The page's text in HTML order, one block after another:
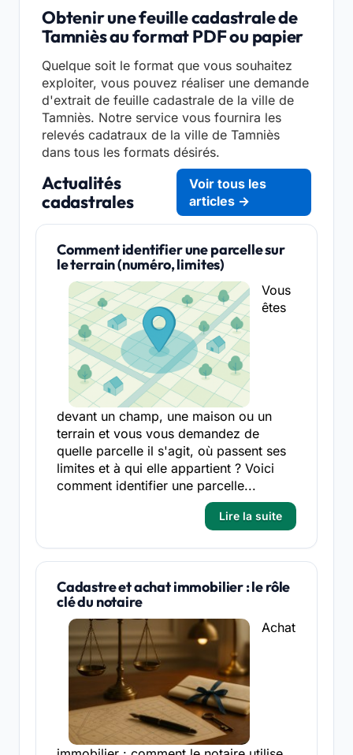
Obtenir une feuille cadastrale de
Tamniès au format PDF ou papier
Quelque soit le format que vous souhaitez
exploiter, vous pouvez réaliser une demande
d'extrait de feuille cadastrale de la ville de
Tamniès. Notre service vous fournira les
relevés cadatraux de la ville de Tamniès
dans tous les formats désirés.
Actualités
cadastrales
Voir tous les
articles →
Comment identifier une parcelle sur
le terrain (numéro, limites)
Vous
êtes
devant un champ, une maison ou un
terrain et vous vous demandez de
quelle parcelle il s'agit, où passent ses
limites et à qui elle appartient ? Voici
comment identifier une parcelle...
Lire la suite
Cadastre et achat immobilier : le rôle
clé du notaire
Achat